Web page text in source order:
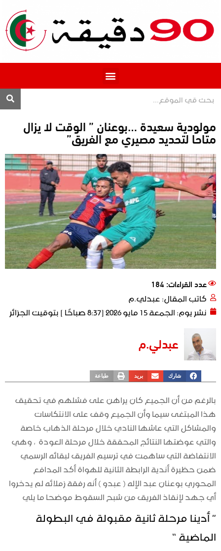
مولودية سعيدة …بوعنان ” الوقت لا يزال
متاحا لتحديد مصيري مع الفريق”
عدد القراءات: 184
كاتب المقال:عبدلي.م
نشر يوم:الجمعة 15 مايو 2026 [8:37 صباحًا ] بتوقيت الجزائر
عبدلي.م
شارك بريد طباعة
بالرغم من أن الجميع كان يراهن على فشلهم في تحقيق
هذا المبتغى سيما وأن الجميع وقف على الانتكاسات
والمشاكل التي عاشها النادي خلال مرحلة الذهاب خاصة
والتي عوضتها النتائج المحققة خلال مرحلة العودة ، وهي
الانتفاضة التي ساهمت في ترسيم الفريق لبقائه الرسمي
ضمن حظيرة أندية الرابطة الثانية للهواة أكد المدافع
المحوري بوعنان عبد الإله ( عبدو ) أنه رفقة زملائه لم يدخروا
أي جهد لإنقاذ الفريق من شبح السقوط موضحا ما يلي
” أدينا مرحلة ثانية مقبولة في البطولة
الماضية “